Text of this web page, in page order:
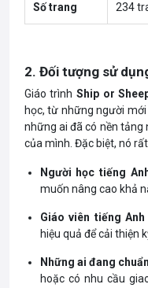
Số trang 234
2. Đối tượng sử
Giáo trìnhShip or
học, từ những người
những ai đã có nền tảng
của mình. Đặc biệt, nó
Người học tiếng
muốn nâng cao khả
Giáo viên tiếng
hiệu quả để cải thiện
Những ai đang
hoặc có nhu cầu